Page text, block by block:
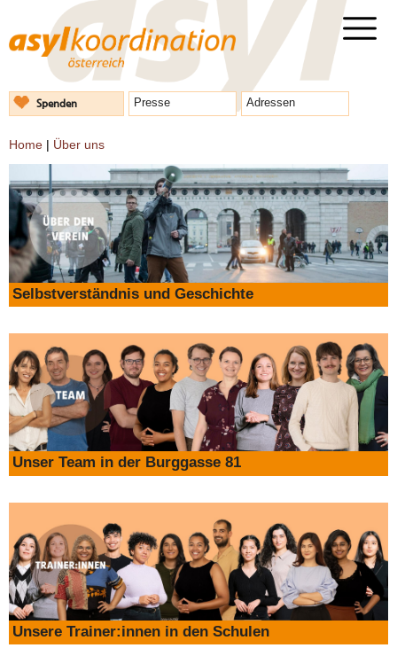
Spenden Presse Adressen
Home | Über uns
Selbstverständnis und Geschichte
Unser Team in der Burggasse 81
Unsere Trainer:innen in den Schulen